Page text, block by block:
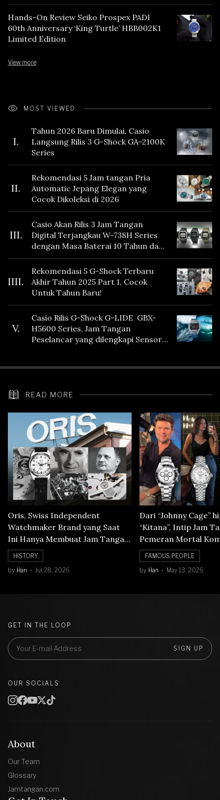
Hands-On Review Seiko Prospex PADI
60th Anniversary ‘King Turtle’ HBB002K1
Limited Edition
View more
MOST VIEWED
I.
Tahun 2026 Baru Dimulai, Casio
Langsung Rilis 3 G-Shock GA-2100K
Series
II.
Rekomendasi 5 Jam tangan Pria
Automatic Jepang Elegan yang
Cocok Dikoleksi di 2026
III.
Casio Akan Rilis 3 Jam Tangan
Digital Terjangkau W-738H Series
dengan Masa Baterai 10 Tahun dan
Fitur Vibration
IIII.
Rekomendasi 5 G-Shock Terbaru
Akhir Tahun 2025 Part 1, Cocok
Untuk Tahun Baru!
V.
Casio Rilis G-Shock G-LIDE GBX-
H5600 Series, Jam Tangan
Peselancar yang dilengkapi Sensor
READ MORE
Oris, Swiss Independent
Watchmaker Brand yang Saat
Ini Hanya Membuat Jam Tangan
Mechanical
HISTORY
by Han Jul 28, 2026
Dari “Johnny Cage”
“Kitana”, Intip Jam
Pemeran Mortal
FAMOUS PEOPLE
by Han May 13, 2026
About
Our Team
Glossary
Jamtangan.com
GET IN THE LOOP
SIGN UP
OUR SOCIALS